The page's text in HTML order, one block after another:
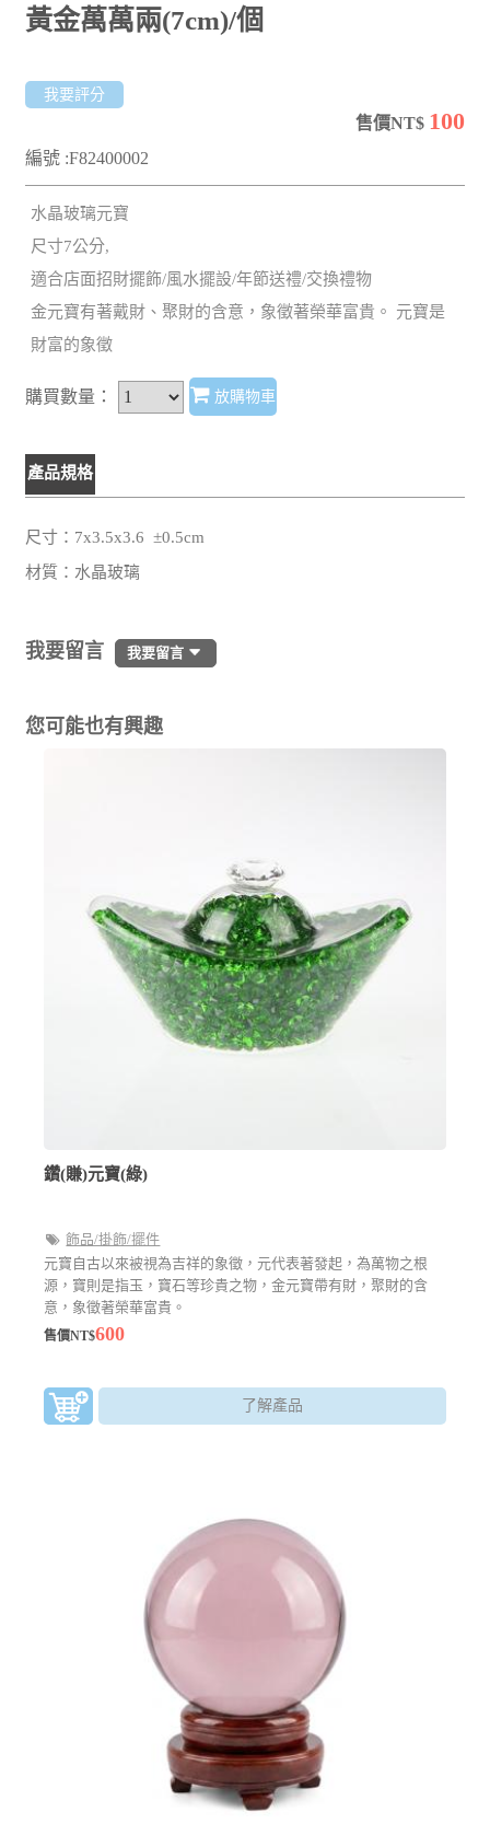
黃金萬萬兩(7cm)/個
我要評分
售價NT$ 100
編號 :F82400002
水晶玻璃元寶
尺寸7公分,
適合店面招財擺飾/風水擺設/年節送禮/交換禮物
金元寶有著戴財、聚財的含意，象徵著榮華富貴。 元寶是
財富的象徵
購買數量： 放購物車
產品規格
尺寸：7x3.5x3.6 ±0.5cm
材質：水晶玻璃
我要留言 我要留言
您可能也有興趣
鑽(賺)元寶(綠)
飾品/掛飾/擺件
元寶自古以來被視為吉祥的象徵，元代表著發起，為萬物之根
源，寶則是指玉，寶石等珍貴之物，金元寶帶有財，聚財的含
意，象徵著榮華富貴。
售價NT$600
了解產品